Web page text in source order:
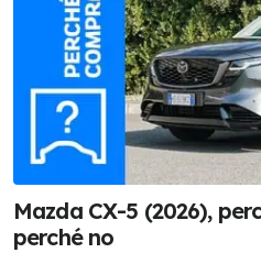
Mazda CX-5 (2026),
perché no